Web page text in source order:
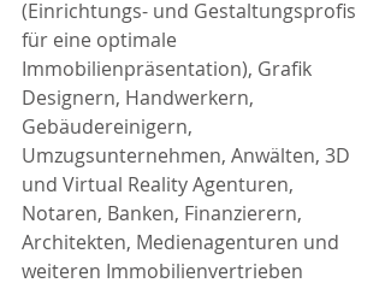
(Einrichtungs- und Gestaltungsprofis
für eine optimale
Immobilienpräsentation), Grafik
Designern, Handwerkern,
Gebäudereinigern,
Umzugsunternehmen, Anwälten, 3D
und Virtual Reality Agenturen,
Notaren, Banken, Finanzierern,
Architekten, Medienagenturen und
weiteren Immobilienvertrieben